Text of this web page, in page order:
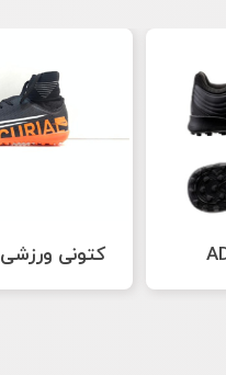
کتونی ورزشی NIKE